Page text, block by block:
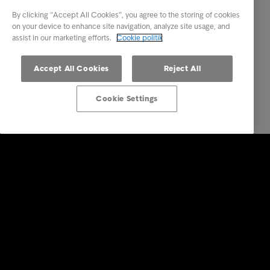
By clicking “Accept All Cookies”, you agree to the storing of cookies
on your device to enhance site navigation, analyze site usage, and
assist in our marketing efforts. Cookie politik
Accept All Cookies Reject All
Cookie Settings